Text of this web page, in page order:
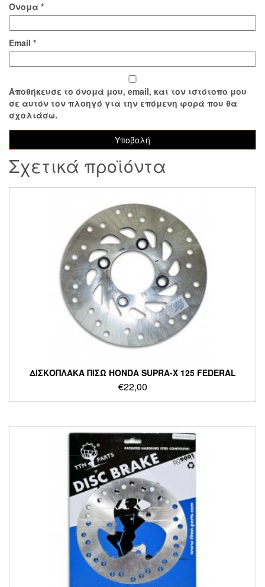
Όνομα *
Email *
Αποθήκευσε το όνομά μου, email, και τον ιστότοπο μου
σε αυτόν τον πλοηγό για την επόμενη φορά που θα
σχολιάσω.
Σχετικά προϊόντα
ΔΙΣΚΟΠΛΑΚΑ ΠΙΣΩ HONDA SUPRA-X 125 FEDERAL
€22,00